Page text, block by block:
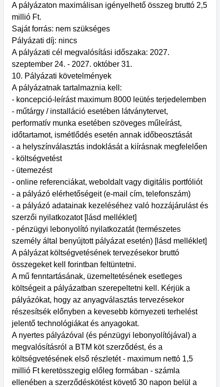
A pályázaton maximálisan igényelhető összeg bruttó 2,5
millió Ft.
Saját forrás: nem szükséges
Pályázati díj: nincs
A pályázati cél megvalósítási időszaka: 2027.
szeptember 24. - 2027. október 31.
10. Pályázati követelmények
A pályázatnak tartalmaznia kell:
- koncepció-leírást maximum 8000 leütés terjedelemben
- műtárgy / installáció esetében látványtervet,
performatív munka esetében szöveges műleírást,
időtartamot, ismétlődés esetén annak időbeosztását
- a helyszínválasztás indoklását a kiírásnak megfelelően
- költségvetést
- ütemezést
- online referenciákat, weboldalt vagy digitális portfóliót
- a pályázó elérhetőségeit (e-mail cím, telefonszám)
- a pályázó adatainak kezeléséhez való hozzájárulást és
szerzői nyilatkozatot [lásd melléklet]
- pénzügyi lebonyolító nyilatkozatát (természetes
személy által benyújtott pályázat esetén) [lásd melléklet]
A pályázat költségvetésének tervezésekor bruttó
összegeket kell forintban feltüntetni.
A mű fenntartásának, üzemeltetésének esetleges
költségeit a pályázatban szerepeltetni kell. Kérjük a
pályázókat, hogy az anyagválasztás tervezésekor
részesítsék előnyben a kevesebb környezeti terhelést
jelentő technológiákat és anyagokat.
A nyertes pályázóval (és pénzügyi lebonyolítójával) a
megvalósításról a BTM köt szerződést, és a
költségvetésének első részletét - maximum nettó 1,5
millió Ft keretösszegig előleg formában - számla
ellenében a szerződéskötést követő 30 napon belül a